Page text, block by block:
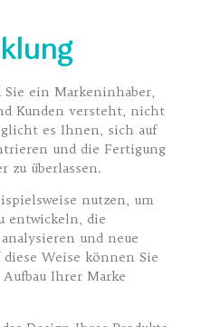
ein Markeninhaber,
Kunden versteht, nicht
es Ihnen, sich auf
und die Fertigung
zu überlassen.
nutzen, um
entwickeln, die
und neue
Weise können Sie
Ihrer Marke